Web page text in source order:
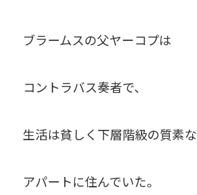
ブラームスの父ヤーコプは
コントラバス奏者で、
生活は貧しく下層階級の質素な
アパートに住んでいた。